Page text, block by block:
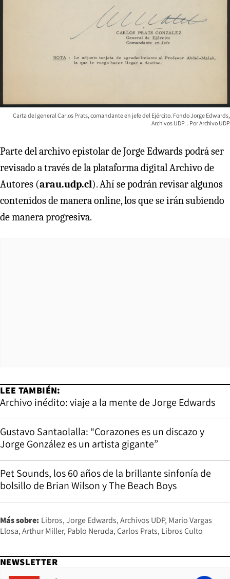
Carta del general Carlos Prats, comandante en jefe del Ejército. Fondo Jorge Edwards,
Archivos UDP.
Archivo UDP
Parte del archivo epistolar de Jorge Edwards podrá ser
revisado a través de la plataforma digital Archivo de
Autores (arau.udp.cl). Ahí se podrán revisar algunos
contenidos de manera online, los que se irán subiendo
de manera progresiva.
LEE TAMBIÉN:
Archivo inédito: viaje a la mente de Jorge Edwards
Gustavo Santaolalla: “Corazones es un discazo y
Jorge González es un artista gigante”
Pet Sounds, los 60 años de la brillante sinfonía de
bolsillo de Brian Wilson y The Beach Boys
Más sobre: Libros Jorge Edwards Archivos UDP Mario Vargas
Llosa Arthur Miller Pablo Neruda Carlos Prats Libros Culto
NEWSLETTER